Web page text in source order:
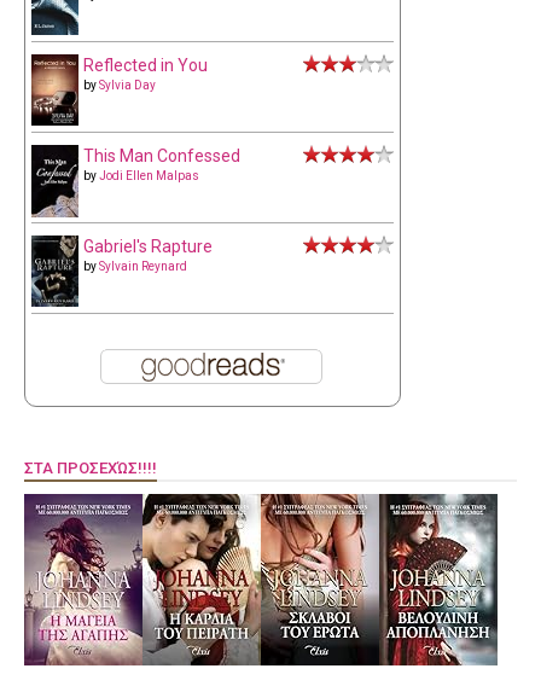
Reflected in You
bySylvia Day
This Man Confessed
byJodi Ellen Malpas
Gabriel's Rapture
bySylvain Reynard
ΣΤΑ ΠΡΟΣΕΧΏΣ!!!!